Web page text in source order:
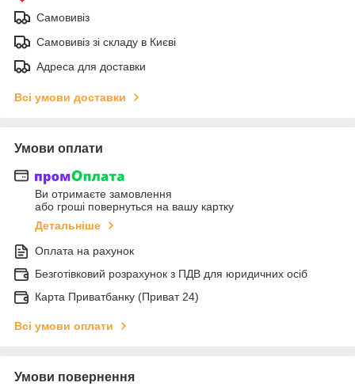
Самовивіз
Самовивіз зі складу в Києві
Адреса для доставки
Всі умови доставки
Умови оплати
Ви отримаєте замовлення
або гроші повернуться на вашу картку
Детальніше
Оплата на рахунок
Безготівковий розрахунок з ПДВ для юридичних осіб
Карта Приватбанку (Приват 24)
Всі умови оплати
Умови повернення